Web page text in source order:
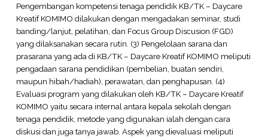
Pengembangan kompetensi tenaga pendidik KB/TK – Daycare
Kreatif KOMIMO dilakukan dengan mengadakan seminar, studi
banding/lanjut, pelatihan, dan Focus Group Discusion (FGD)
yang dilaksanakan secara rutin. (3) Pengelolaan sarana dan
prasarana yang ada di KB/TK – Daycare Kreatif KOMIMO meliputi
pengadaan sarana pendidikan (pembelian, buatan sendiri,
maupun hibah/hadiah), perawatan, dan penghapusan. (4)
Evaluasi program yang dilakukan oleh KB/TK – Daycare Kreatif
KOMIMO yaitu secara internal antara kepala sekolah dengan
tenaga pendidik, metode yang digunakan ialah dengan cara
diskusi dan juga tanya jawab. Aspek yang dievaluasi meliputi